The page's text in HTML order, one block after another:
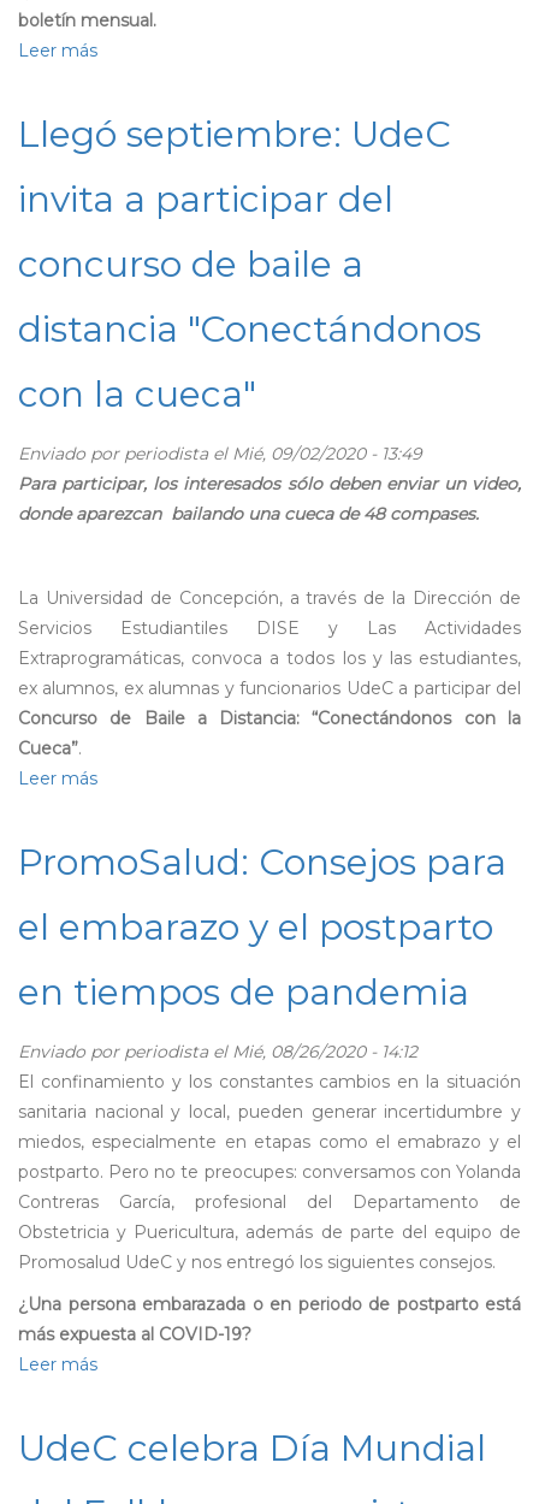
boletín mensual.
Leer más
noticias:
el
de
Unidad
Bienestar
DISE
Llegó septiembre: UdeC
invita a participar del
concurso de baile a
distancia "Conectándonos
con la cueca"
Enviado por periodista el Mié, 09/02/2020 - 13:49
Para participar, los interesados sólo deben enviar un video,
donde aparezcan bailando una cueca de 48 compases.
La Universidad de Concepción, a través de la Dirección de
Servicios Estudiantiles DISE y Las Actividades
Extraprogramáticas, convoca a todos los y las estudiantes,
ex alumnos, ex alumnas y funcionarios UdeC a participar del
Concurso de Baile a Distancia: “Conectándonos con la
Cueca”.
Leer más
UdeC
a
del
concurso
de
baile
a
distancia
"Conectándonos
con
la
cueca"
PromoSalud: Consejos para
el embarazo y el postparto
en tiempos de pandemia
Enviado por periodista el Mié, 08/26/2020 - 14:12
El confinamiento y los constantes cambios en la situación
sanitaria nacional y local, pueden generar incertidumbre y
miedos, especialmente en etapas como el emabrazo y el
postparto. Pero no te preocupes: conversamos con Yolanda
Contreras García, profesional del Departamento de
Obstetricia y Puericultura, además de parte del equipo de
Promosalud UdeC y nos entregó los siguientes consejos.
¿Una persona embarazada o en periodo de postparto está
más expuesta al COVID-19?
Leer más
para
UdeC celebra Día Mundial